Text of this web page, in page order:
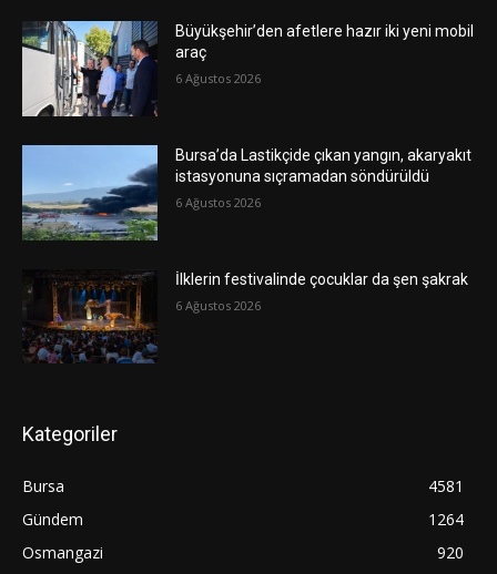
Büyükşehir’den afetlere hazır iki yeni mobil
araç
6 Ağustos 2026
Bursa’da Lastikçide çıkan yangın, akaryakıt
istasyonuna sıçramadan söndürüldü
6 Ağustos 2026
İlklerin festivalinde çocuklar da şen şakrak
6 Ağustos 2026
Kategoriler
Bursa
4581
Gündem
1264
Osmangazi
920